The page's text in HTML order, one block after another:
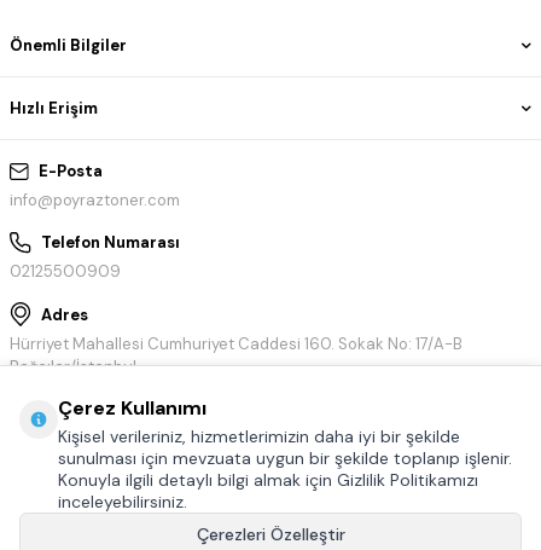
E-Posta
info@poyraztoner.com
Telefon Numarası
02125500909
Adres
Hürriyet Mahallesi Cumhuriyet Caddesi 160. Sokak No: 17/A-B
Bağcılar/İstanbul
Önemli Bilgiler
Hızlı Erişim
Çerez Kullanımı
Kişisel verileriniz, hizmetlerimizin daha iyi bir şekilde
sunulması için mevzuata uygun bir şekilde toplanıp işlenir.
Konuyla ilgili detaylı bilgi almak için Gizlilik Politikamızı
inceleyebilirsiniz.
Çerezleri Özelleştir